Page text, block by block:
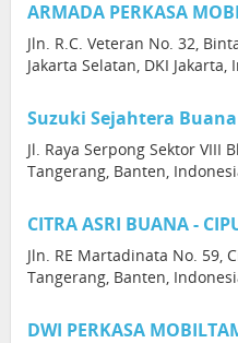
ARMADA PERKASA
Jln. R.C. Veteran No. 32,
Jakarta Selatan, DKI Jakarta,
Suzuki Sejahtera Buana
Jl. Raya Serpong Sektor VIII
Tangerang, Banten,
CITRA ASRI BUANA -
Jln. RE Martadinata No. 59,
Tangerang, Banten,
DWI PERKASA